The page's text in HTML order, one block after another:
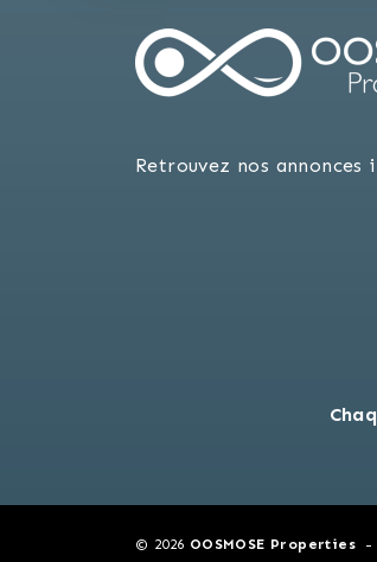
Retrouvez nos annonces
© 2026 OOSMOSE Properties